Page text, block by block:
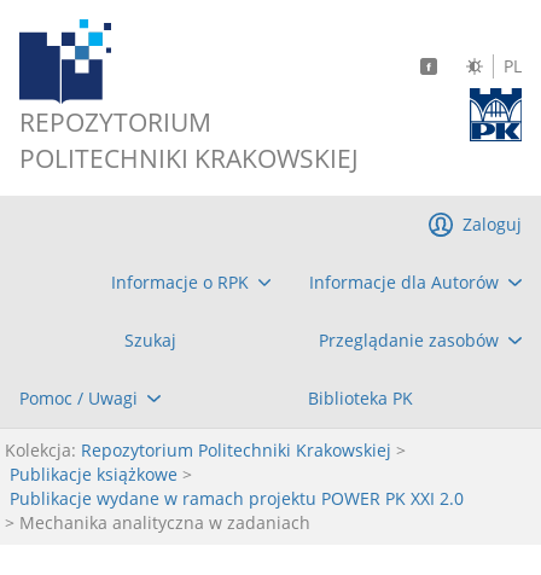
REPOZYTORIUM
POLITECHNIKI KRAKOWSKIEJ
PL
Informacje o RPK Informacje dla Autorów
Szukaj Przeglądanie zasobów
Pomoc / Uwagi Biblioteka PK
Zaloguj
Kolekcja: Repozytorium Politechniki Krakowskiej >
Publikacje książkowe >
Publikacje wydane w ramach projektu POWER PK XXI 2.0
> Mechanika analityczna w zadaniach